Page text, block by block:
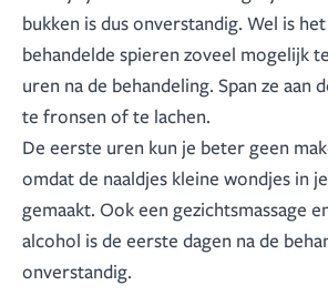
bukken is dus onverstandig. Wel is
behandelde spieren zoveel mogelijk
uren na de behandeling. Span ze aan
te fronsen of te lachen.
De eerste uren kun je beter geen
omdat de naaldjes kleine wondjes in
gemaakt. Ook een gezichtsmassage
alcohol is de eerste dagen na de
onverstandig.